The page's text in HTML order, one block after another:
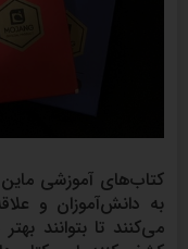
کتاب‌های آموزشی ماین
به دانش‌آموزان و
می‌کنند تا بتوانند